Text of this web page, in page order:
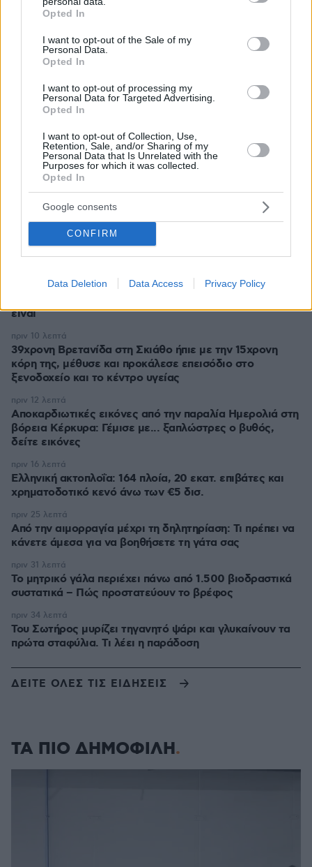
grant or deny consent to Google and its third-party tags to
use your data for below specified purposes in below Google
consent section.
Opted In
I want to opt-out of the Sale of my
Personal Data.
Opted In
I want to opt-out of processing my
Personal Data for Targeted Advertising.
Opted In
I want to opt-out of Collection, Use,
Retention, Sale, and/or Sharing of my
Personal Data that Is Unrelated with the
Purposes for which it was collected.
Opted In
Google consents
CONFIRM
Data Deletion Data Access Privacy Policy
Διασκεδάζουμε υπεύθυνα, επιστρέφουμε με ασφάλεια
ΡΟΗ ΕΙΔΗΣΕΩΝ
Ειδήσεις Δημοφιλή Σχολιασμένα
Cate Blanchett: Το denim trend που επέλεξε για τη νέα
της δημόσια εμφάνιση
Νηστεία στην πράξη: Τι επιτρέπεται, τι όχι και τι
πριν 4 λεπτά
ΗΠΑ: Εθισμένοι θεατές webcam αποκάλυψαν κύκλωμα
trafficking εμπνευσμένο από τον Andrew Tate
πριν 4 λεπτά
FDA: Εγκρίθηκε το πρώτο εμβόλιο mRNA κατά της
είναι
39χρονη Βρετανίδα στη Σκιάθο ήπιε με την 15χρονη
κόρη της, μέθυσε και προκάλεσε επεισόδιο στο
ξενοδοχείο και το κέντρο υγείας
πριν 10 λεπτά
Αποκαρδιωτικές εικόνες από την παραλία Ημερολιά στη
βόρεια Κέρκυρα: Γέμισε με... ξαπλώστρες ο βυθός,
δείτε εικόνες
πριν 12 λεπτά
Ελληνική ακτοπλοΐα: 164 πλοία, 20 εκατ. επιβάτες και
χρηματοδοτικό κενό άνω των €5 δισ.
πριν 16 λεπτά
Από την αιμορραγία μέχρι τη δηλητηρίαση: Τι πρέπει να
κάνετε άμεσα για να βοηθήσετε τη γάτα σας
πριν 25 λεπτά
Το μητρικό γάλα περιέχει πάνω από 1.500 βιοδραστικά
συστατικά – Πώς προστατεύουν το βρέφος
πριν 31 λεπτά
Του Σωτήρος μυρίζει τηγανητό ψάρι και γλυκαίνουν τα
πρώτα σταφύλια. Τι λέει η παράδοση
πριν 34 λεπτά
ΔΕΙΤΕ ΟΛΕΣ ΤΙΣ ΕΙΔΗΣΕΙΣ
ΤΑ ΠΙΟ ΔΗΜΟΦΙΛΗ